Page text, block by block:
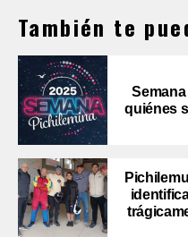
También te
quiénes